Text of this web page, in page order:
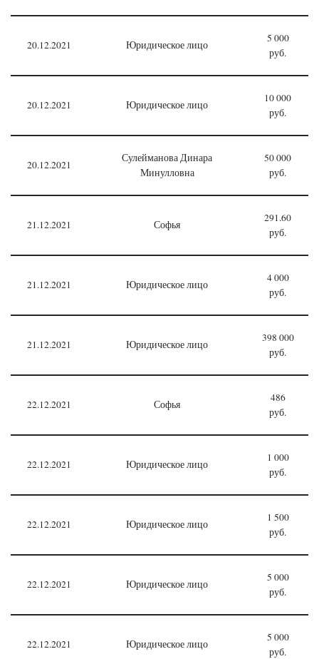
20.12.2021 Юридическое лицо
5 000
руб.
20.12.2021 Юридическое лицо
10 000
руб.
20.12.2021
Сулейманова Динара
Минулловна
50 000
руб.
21.12.2021 Софья
291.60
руб.
21.12.2021 Юридическое лицо
4 000
руб.
21.12.2021 Юридическое лицо
398 000
руб.
22.12.2021 Софья
486
руб.
22.12.2021 Юридическое лицо
1 000
руб.
22.12.2021 Юридическое лицо
1 500
руб.
22.12.2021 Юридическое лицо
5 000
руб.
22.12.2021 Юридическое лицо
5 000
руб.